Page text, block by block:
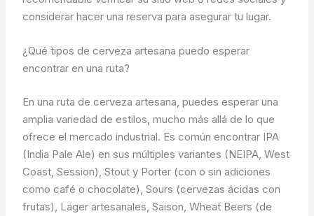
considerar hacer una reserva para asegurar tu lugar.
¿Qué tipos de cerveza artesana puedo esperar
encontrar en una ruta?
En una ruta de cerveza artesana, puedes esperar una
amplia variedad de estilos, mucho más allá de lo que
ofrece el mercado industrial. Es común encontrar IPA
(India Pale Ale) en sus múltiples variantes (NEIPA, West
Coast, Session), Stout y Porter (con o sin adiciones
como café o chocolate), Sours (cervezas ácidas con
frutas), Lager artesanales, Saison, Wheat Beers (de